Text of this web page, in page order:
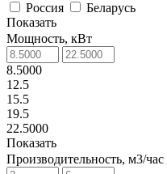
Россия
Беларусь
Показать
Мощность, кВт
8.5000
12.5
15.5
19.5
22.5000
Показать
Производительность, м3/час